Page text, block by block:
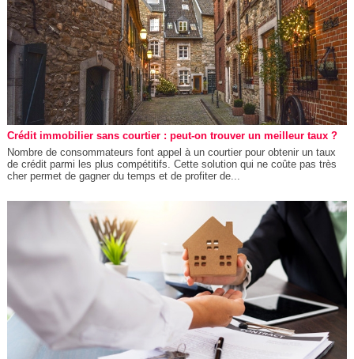
Crédit immobilier sans courtier : peut-on trouver un meilleur taux ?
Nombre de consommateurs font appel à un courtier pour obtenir un taux
de crédit parmi les plus compétitifs. Cette solution qui ne coûte pas très
cher permet de gagner du temps et de profiter de...